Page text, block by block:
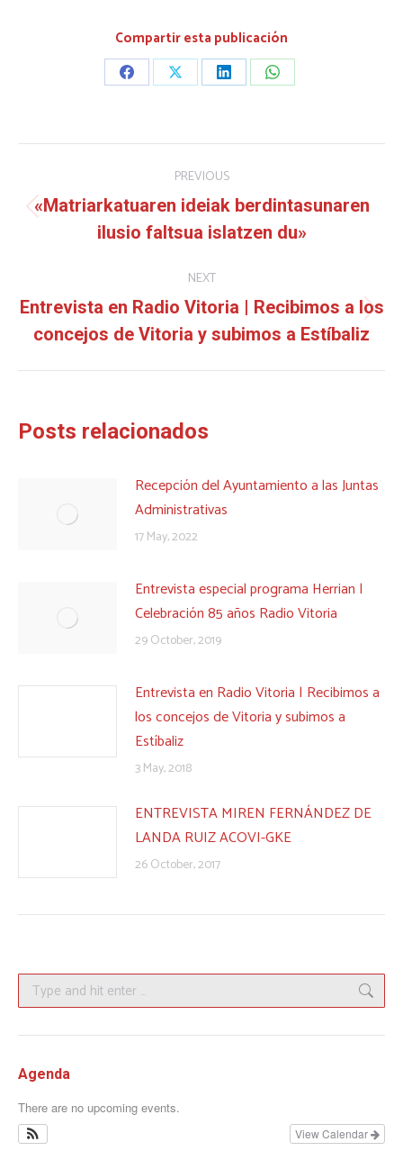
Compartir esta publicación
Share
Facebook
Share
X
Share
LinkedIn
Share
WhatsApp
navigation
PREVIOUS
Previous
post:
«Matriarkatuaren ideiak berdintasunaren
ilusio faltsua islatzen du»
NEXT
Next
post:
Entrevista en Radio Vitoria | Recibimos a los
concejos de Vitoria y subimos a Estíbaliz
Posts relacionados
Recepción del Ayuntamiento a las Juntas
Administrativas
17 May, 2022
Entrevista especial programa Herrian |
Celebración 85 años Radio Vitoria
29 October, 2019
Entrevista en Radio Vitoria | Recibimos a
los concejos de Vitoria y subimos a
Estíbaliz
3 May, 2018
ENTREVISTA MIREN FERNÁNDEZ DE
LANDA RUIZ ACOVI-GKE
26 October, 2017
Search:
Agenda
There are no upcoming events.
View Calendar